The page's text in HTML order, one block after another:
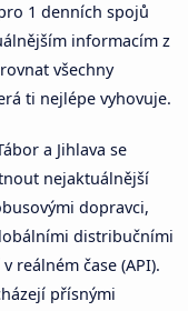
1 denních spojů
informacím z
všechny
ti nejlépe vyhovuje.
a Jihlava se
nejaktuálnější
dopravci,
distribučními
reálném čase (API).
přísnými